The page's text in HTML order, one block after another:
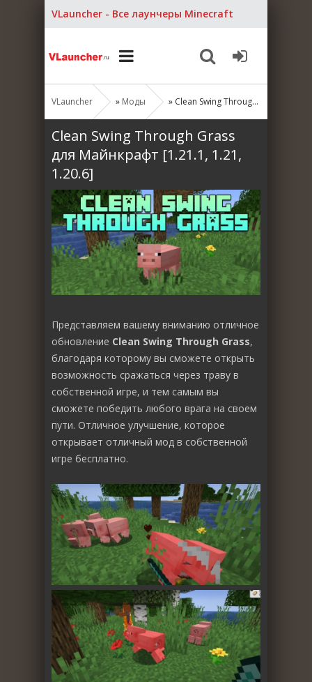
VLauncher - Все лаунчеры Minecraft
VLauncher » Моды » Clean Swing Through Grass для Майнкрафт [1.21.1, 1.21, 1.20.6]
Clean Swing Through Grass
для Майнкрафт [1.21.1, 1.21,
1.20.6]
Представляем вашему вниманию отличное
обновление Clean Swing Through Grass,
благодаря которому вы сможете открыть
возможность сражаться через траву в
собственной игре, и тем самым вы
сможете победить любого врага на своем
пути. Отличное улучшение, которое
открывает отличный мод в собственной
игре бесплатно.